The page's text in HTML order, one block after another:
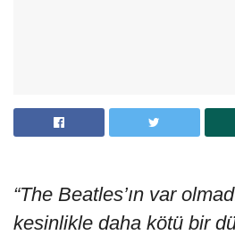
“The Beatles’ın var
kesinlikle daha kötü bir